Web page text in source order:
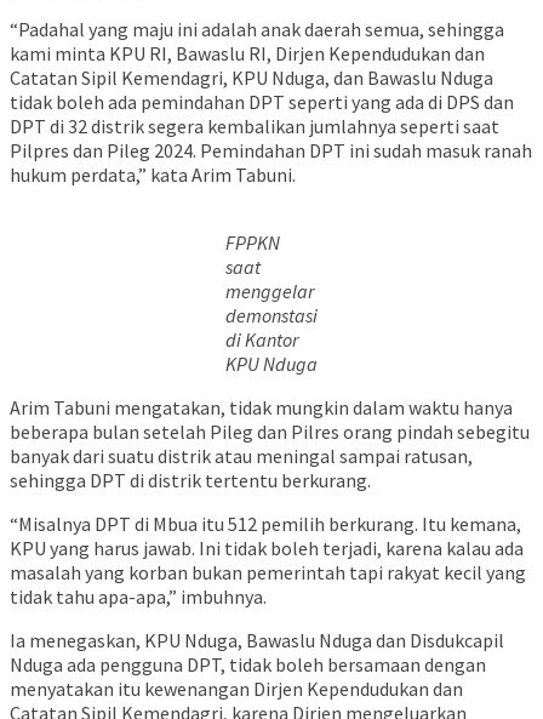
“Padahal yang maju ini adalah anak daerah semua, sehingga
kami minta KPU RI, Bawaslu RI, Dirjen Kependudukan dan
Catatan Sipil Kemendagri, KPU Nduga, dan Bawaslu Nduga
tidak boleh ada pemindahan DPT seperti yang ada di DPS dan
DPT di 32 distrik segera kembalikan jumlahnya seperti saat
Pilpres dan Pileg 2024. Pemindahan DPT ini sudah masuk ranah
hukum perdata,” kata Arim Tabuni.
FPPKN
saat
menggelar
demonstasi
di Kantor
KPU Nduga
Arim Tabuni mengatakan, tidak mungkin dalam waktu hanya
beberapa bulan setelah Pileg dan Pilres orang pindah sebegitu
banyak dari suatu distrik atau meningal sampai ratusan,
sehingga DPT di distrik tertentu berkurang.
“Misalnya DPT di Mbua itu 512 pemilih berkurang. Itu kemana,
KPU yang harus jawab. Ini tidak boleh terjadi, karena kalau ada
masalah yang korban bukan pemerintah tapi rakyat kecil yang
tidak tahu apa-apa,” imbuhnya.
Ia menegaskan, KPU Nduga, Bawaslu Nduga dan Disdukcapil
Nduga ada pengguna DPT, tidak boleh bersamaan dengan
menyatakan itu kewenangan Dirjen Kependudukan dan
Catatan Sipil Kemendagri, karena Dirjen mengeluarkan